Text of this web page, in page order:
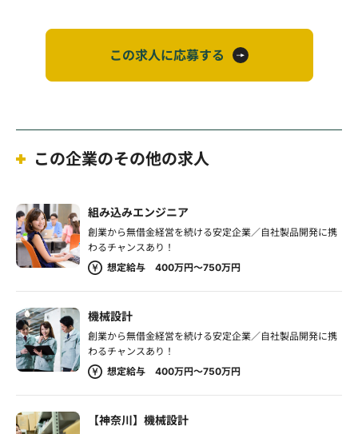
この求人に応募する
この企業のその他の求人
組み込みエンジニア
創業から無借金経営を続ける安定企業／自社製品開発に携
わるチャンスあり！
想定給与 400万円～750万円
機械設計
創業から無借金経営を続ける安定企業／自社製品開発に携
わるチャンスあり！
想定給与 400万円～750万円
【神奈川】機械設計